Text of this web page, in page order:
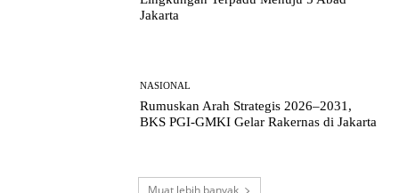
Jakarta
NASIONAL
Rumuskan Arah Strategis 2026–2031,
BKS PGI-GMKI Gelar Rakernas di Jakarta